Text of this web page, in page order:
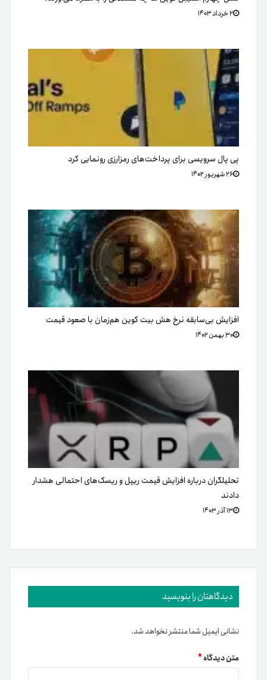
۲ خرداد ۱۴۰۳
پی پال سرویسی برای پرداخت‌های رمزارزی رونمایی کرد
۲۶ شهریور ۱۴۰۲
افزایش بی‌سابقه نرخ هش بیت کوین هم‌زمان با صعود قیمت
۳۰ بهمن ۱۴۰۲
تحلیلگران درباره افزایش قیمت ریپل و ریسک‌های احتمالی هشدار
دادند
۱۳ آذر ۱۴۰۳
دیدگاهتان را بنویسید
نشانی ایمیل شما منتشر نخواهد شد.
متن دیدگاه*